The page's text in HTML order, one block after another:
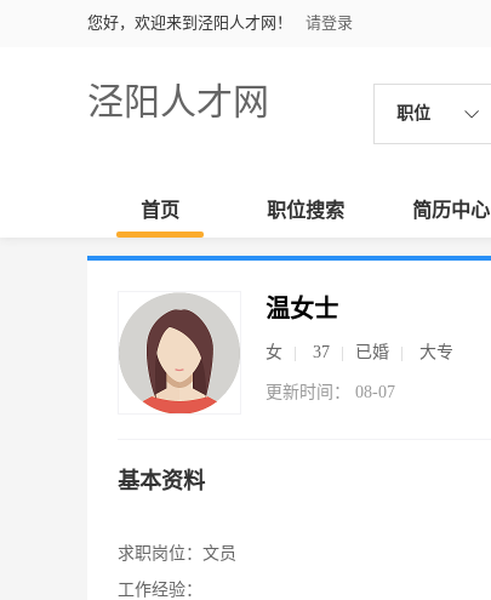
您好，欢迎来到泾阳人才网！ 请登录
泾阳人才网 职位
首页 职位搜索 简历中心
温女士
女 37 已婚 大专
更新时间： 08-07
基本资料
求职岗位： 文员
工作经验：